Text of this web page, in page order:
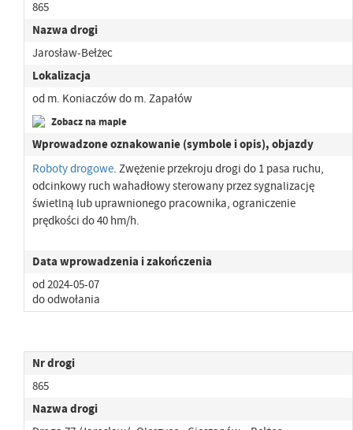
865
Nazwa drogi
Jarosław-Bełżec
Lokalizacja
od m. Koniaczów do m. Zapałów
Zobacz na mapie
Wprowadzone oznakowanie (symbole i opis), objazdy
Roboty drogowe. Zwężenie przekroju drogi do 1 pasa ruchu,
odcinkowy ruch wahadłowy sterowany przez sygnalizację
świetlną lub uprawnionego pracownika, ograniczenie
prędkości do 40 hm/h.
Data wprowadzenia i zakończenia
od 2024-05-07
do odwołania
Nr drogi
865
Nazwa drogi